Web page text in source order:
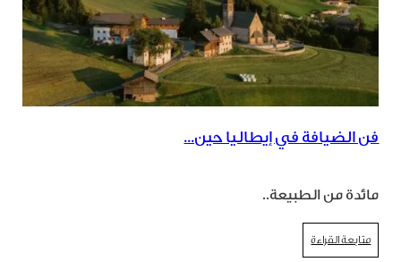
فن الضيافة في إيطاليا حين...
مائدة من الطبيعة..
متابعة القراءة